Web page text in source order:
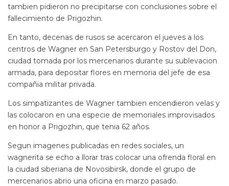
tambien pidieron no precipitarse con conclusiones sobre el
fallecimiento de Prigozhin.
En tanto, decenas de rusos se acercaron el jueves a los
centros de Wagner en San Petersburgo y Rostov del Don,
ciudad tomada por los mercenarios durante su sublevacion
armada, para depositar flores en memoria del jefe de esa
compañia militar privada.
Los simpatizantes de Wagner tambien encendieron velas y
las colocaron en una especie de memoriales improvisados
en honor a Prigozhin, que tenia 62 años.
Segun imagenes publicadas en redes sociales, un
wagnerita se echo a llorar tras colocar una ofrenda floral en
la ciudad siberiana de Novosibirsk, donde el grupo de
mercenarios abrio una oficina en marzo pasado.